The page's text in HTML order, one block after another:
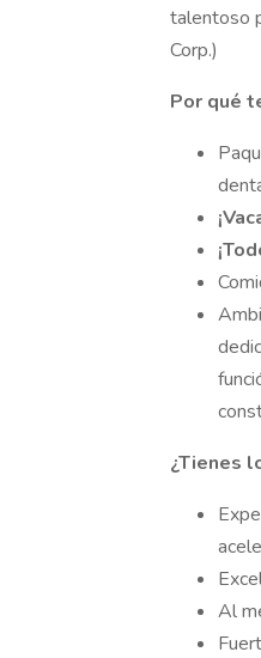
talentoso
Corp.)
Por qué
¿Tienes
Al